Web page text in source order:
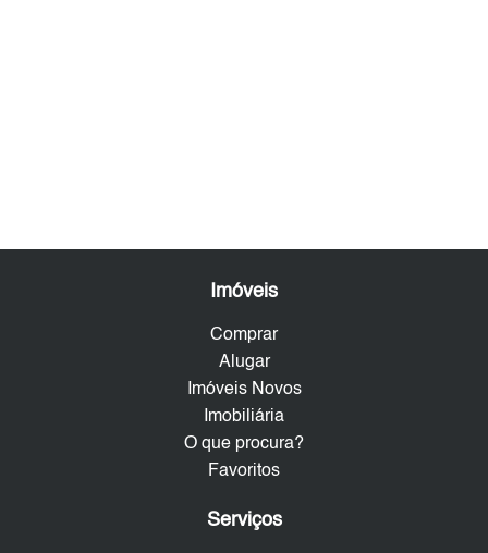
Imóveis
Comprar
Alugar
Imóveis Novos
Imobiliária
O que procura?
Favoritos
Serviços